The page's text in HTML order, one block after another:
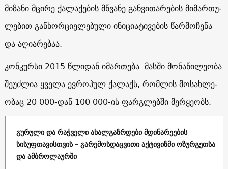
მიზანი მცი­რე ქა­ლა­ქე­ბის მწვა­ნე გან­ვი­თა­რე­ბის მი­მარ­თუ­
ლე­ბით გან­ხორ­ცი­ე­ლე­ბუ­ლი ინი­ცი­ა­ტი­ვე­ბის წარ­მო­ჩე­ნა
და აღი­ა­რე­ბაა.
კონ­კურ­სი 2015 წლი­დან იმარ­თე­ბა. მას­ში მო­ნა­წი­ლე­ო­ბა
შე­უძ­ლია ყვე­ლა ევ­რო­პულ ქა­ლაქს, რომ­ლის მო­სახ­ლე­
ო­ბაც 20 000-დან 100 000-ის ფარ­გლებ­ში მერ­ყე­ობს.
გურული და რაჭველი ახალგაზრდები მდინარეების
სისუფთავისთვის – გარემოსდაცვითი აქტივიზმი ოზურგეთსა
და ამბროლაურში